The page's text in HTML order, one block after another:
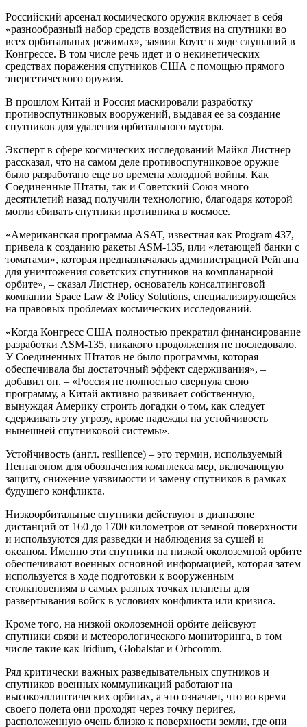
Российский арсенал космического оружия включает в себя
«разнообразный набор средств воздействия на спутники во
всех орбитальных режимах», заявил Коутс в ходе слушаний в
Конгрессе. В том числе речь идет и о некинетических
средствах поражения спутников США с помощью прямого
энергетического оружия.
В прошлом Китай и Россия маскировали разработку
противоспутниковых вооружений, выдавая ее за создание
спутников для удаления орбитального мусора.
Эксперт в сфере космических исследований Майкл Листнер
рассказал, что на самом деле противоспутниковое оружие
было разработано еще во времена холодной войны. Как
Соединенные Штаты, так и Советский Союз много
десятилетий назад получили технологию, благодаря которой
могли сбивать спутники противника в космосе.
«Американская программа ASAT, известная как Program 437,
привела к созданию ракеты ASM-135, или «летающей банки с
томатами», которая предназначалась администрацией Рейгана
для уничтожения советских спутников на компланарной
орбите», – сказал Листнер, основатель консалтинговой
компании Space Law & Policy Solutions, специализирующейся
на правовых проблемах космических исследований.
«Когда Конгресс США полностью прекратил финансирование
разработки ASM-135, никакого продолжения не последовало.
У Соединенных Штатов не было программы, которая
обеспечивала бы достаточный эффект сдерживания», –
добавил он. – «Россия не полностью свернула свою
программу, а Китай активно развивает собственную,
вынуждая Америку строить догадки о том, как следует
сдерживать эту угрозу, кроме надежды на устойчивость
нынешней спутниковой системы».
Устойчивость (англ. resilience) – это термин, используемый
Пентагоном для обозначения комплекса мер, включающую
защиту, снижение уязвимости и замену спутников в рамках
будущего конфликта.
Низкоорбитальные спутники действуют в диапазоне
дистанций от 160 до 1700 километров от земной поверхности
и используются для разведки и наблюдения за сушей и
океаном. Именно эти спутники на низкой околоземной орбите
обеспечивают военных основной информацией, которая затем
используется в ходе подготовки к вооруженным
столкновениям в самых разных точках планеты для
развертывания войск в условиях конфликта или кризиса.
Кроме того, на низкой околоземной орбите дейсвуют
спутники связи и метеорологического мониторинга, в том
числе такие как Iridium, Globalstar и Orbcomm.
Ряд критически важных разведывательных спутников и
спутников военных коммуникаций работают на
высокоэллиптических орбитах, а это означает, что во время
своего полета они проходят через точку перигея,
расположенную очень близко к поверхности земли, где они